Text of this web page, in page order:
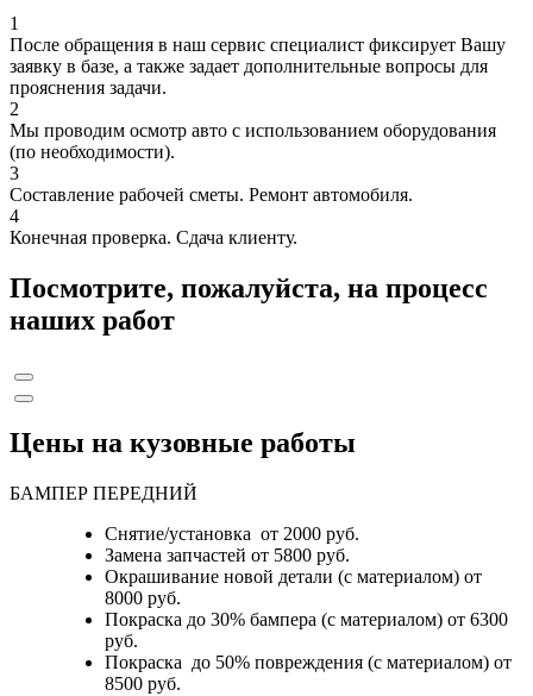
1
После обращения в наш сервис специалист фиксирует Вашу
заявку в базе, а также задает дополнительные вопросы для
прояснения задачи.
2
Мы проводим осмотр авто с использованием оборудования
(по необходимости).
3
Составление рабочей сметы. Ремонт автомобиля.
4
Конечная проверка. Сдача клиенту.
Посмотрите, пожалуйста, на процесс
наших работ
Цены на кузовные работы
БАМПЕР ПЕРЕДНИЙ
Снятие/установка от 2000 руб.
Замена запчастей от 5800 руб.
Окрашивание новой детали (с материалом) от
8000 руб.
Покраска до 30% бампера (с материалом) от 6300
руб.
Покраска до 50% повреждения (с материалом) от
8500 руб.